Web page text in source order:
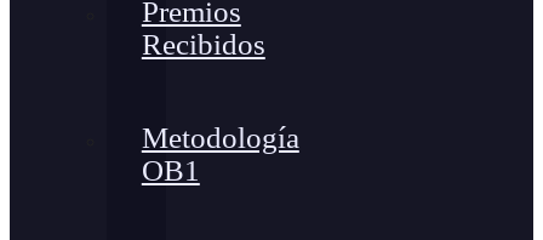
Premios
Recibidos
Metodología
OB1